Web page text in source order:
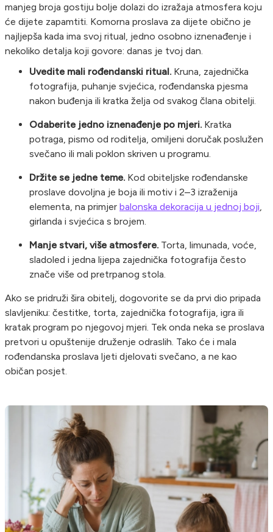
manjeg broja gostiju bolje dolazi do izražaja atmosfera koju
će dijete zapamtiti. Komorna proslava za dijete obično je
najljepša kada ima svoj ritual, jedno osobno iznenađenje i
nekoliko detalja koji govore: danas je tvoj dan.
Uvedite mali rođendanski ritual. Kruna, zajednička
fotografija, puhanje svjećica, rođendanska pjesma
nakon buđenja ili kratka želja od svakog člana obitelji.
Odaberite jedno iznenađenje po mjeri. Kratka
potraga, pismo od roditelja, omiljeni doručak poslužen
svečano ili mali poklon skriven u programu.
Držite se jedne teme. Kod obiteljske rođendanske
proslave dovoljna je boja ili motiv i 2–3 izraženija
elementa, na primjer balonska dekoracija u jednoj boji
girlanda i svjećica s brojem.
Manje stvari, više atmosfere. Torta, limunada, voće,
sladoled i jedna lijepa zajednička fotografija često
znače više od pretrpanog stola.
Ako se pridruži šira obitelj, dogovorite se da prvi dio pripada
slavljeniku: čestitke, torta, zajednička fotografija, igra ili
kratak program po njegovoj mjeri. Tek onda neka se proslava
pretvori u opuštenije druženje odraslih. Tako će i mala
rođendanska proslava ljeti djelovati svečano, a ne kao
običan posjet.